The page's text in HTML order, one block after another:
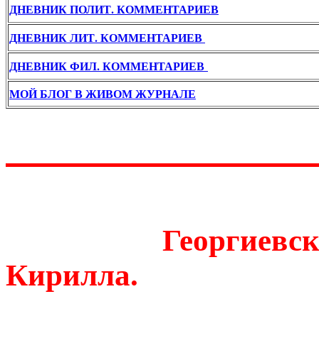
ДНЕВНИК ПОЛИТ. КОММЕНТАРИЕВ
ДНЕВНИК ЛИТ. КОММЕНТАРИЕВ
ДНЕВНИК ФИЛ. КОММЕНТАРИЕВ
МОЙ БЛОГ В ЖИВОМ ЖУРНАЛЕ
Кирилла.